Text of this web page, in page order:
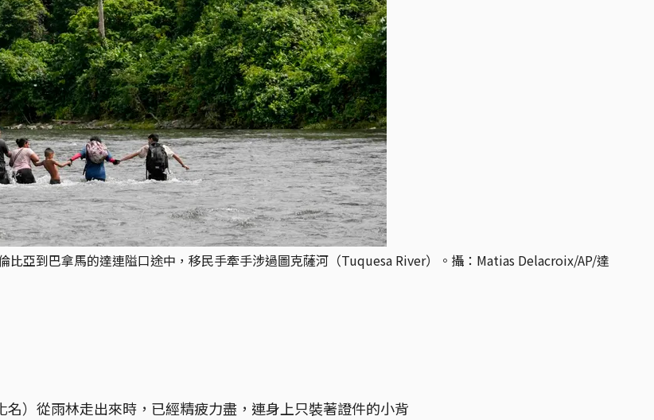
亞到巴拿馬的達連隘口途中，移民手牽手涉過圖克薩河（Tuquesa River）。攝：Matias Delacroix/AP/達
名）從雨林走出來時，已經精疲力盡，連身上只裝著證件的小背